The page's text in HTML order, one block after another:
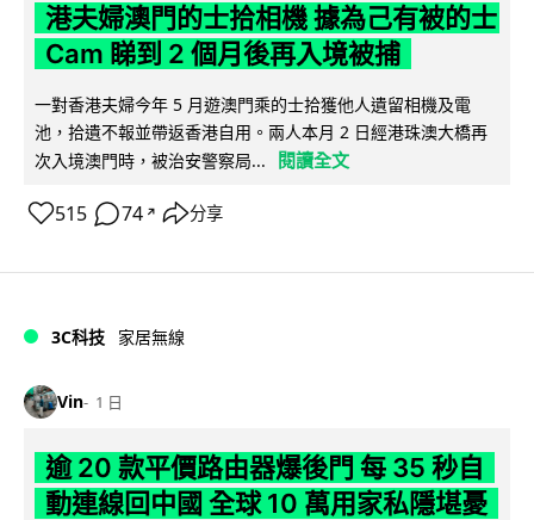
港夫婦澳門的士拾相機 據為己有被的士
Cam 睇到 2 個月後再入境被捕
一對香港夫婦今年 5 月遊澳門乘的士拾獲他人遺留相機及電
池，拾遺不報並帶返香港自用。兩人本月 2 日經港珠澳大橋再
次入境澳門時，被治安警察局...
閱讀全文
515 74 ↗ 分享
3C科技 家居無線
Vin 1 日
逾 20 款平價路由器爆後門 每 35 秒自
動連線回中國 全球 10 萬用家私隱堪憂